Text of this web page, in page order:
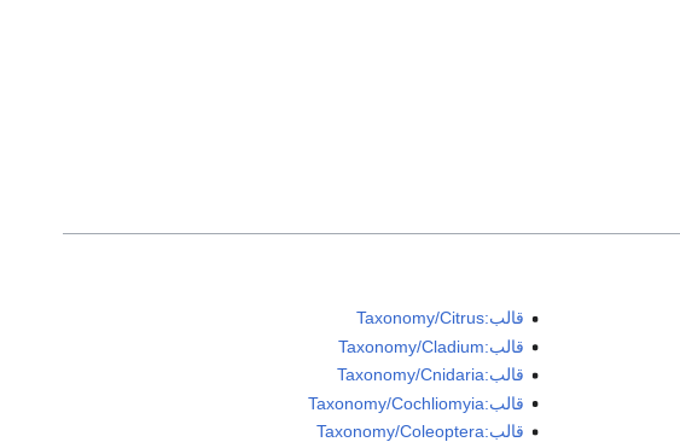
قالب:Taxonomy/Citrus
قالب:Taxonomy/Cladium
قالب:Taxonomy/Cnidaria
قالب:Taxonomy/Cochliomyia
قالب:Taxonomy/Coleoptera